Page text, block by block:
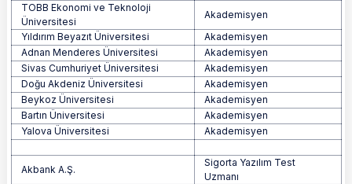
TOBB Ekonomi ve Teknoloji
Üniversitesi
Akademisyen
Yıldırım Beyazıt Üniversitesi
Akademisyen
Adnan Menderes Üniversitesi
Akademisyen
Sivas Cumhuriyet Üniversitesi
Akademisyen
Doğu Akdeniz Üniversitesi
Akademisyen
Beykoz Üniversitesi
Akademisyen
Bartın Üniversitesi
Akademisyen
Yalova Üniversitesi
Akademisyen
Akbank A.Ş.
Sigorta Yazılım Test
Uzmanı